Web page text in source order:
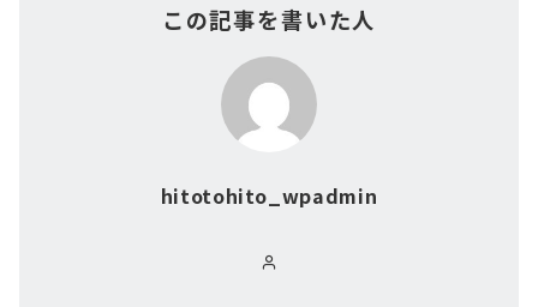
この記事を書いた人
hitotohito_wpadmin